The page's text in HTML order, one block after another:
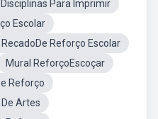
Para Imprimir
Escolar
RecadoDe Reforço Escolar
Mural ReforçoEscoçar
Reforço
Artes